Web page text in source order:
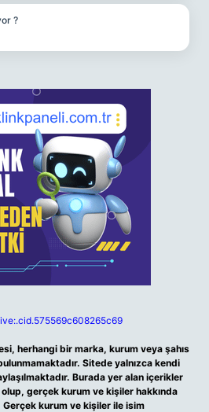
?
herhangi bir marka, kurum veya şahıs
Sitede yalnızca kendi
Burada yer alan içerikler
gerçek kurum ve kişiler hakkında
Gerçek kurum ve kişiler ile isim